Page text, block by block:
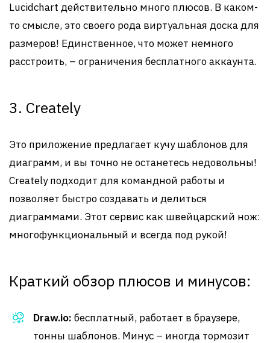
Lucidchart действительно много плюсов. В каком-
то смысле, это своего рода виртуальная доска для
размеров! Единственное, что может немного
расстроить, – ограничения бесплатного аккаунта.
3. Creately
Это приложение предлагает кучу шаблонов для
диаграмм, и вы точно не останетесь недовольны!
Creately подходит для командной работы и
позволяет быстро создавать и делиться
диаграммами. Этот сервис как швейцарский нож:
многофункциональный и всегда под рукой!
Краткий обзор плюсов и минусов:
Draw.io: бесплатный, работает в браузере,
тонны шаблонов. Минус – иногда тормозит